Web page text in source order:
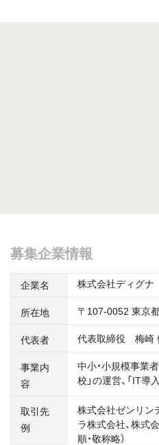
募集企業情報
企業名 株式会社ディグナ
所在地 〒107-0052 東京
代表者 代表取締役 梅崎
事業内
容
中小・小規模事業
校」の運営、「IT導
取引先
例
株式会社ゼンリン
ラ株式会社、株式
順・敬称略）